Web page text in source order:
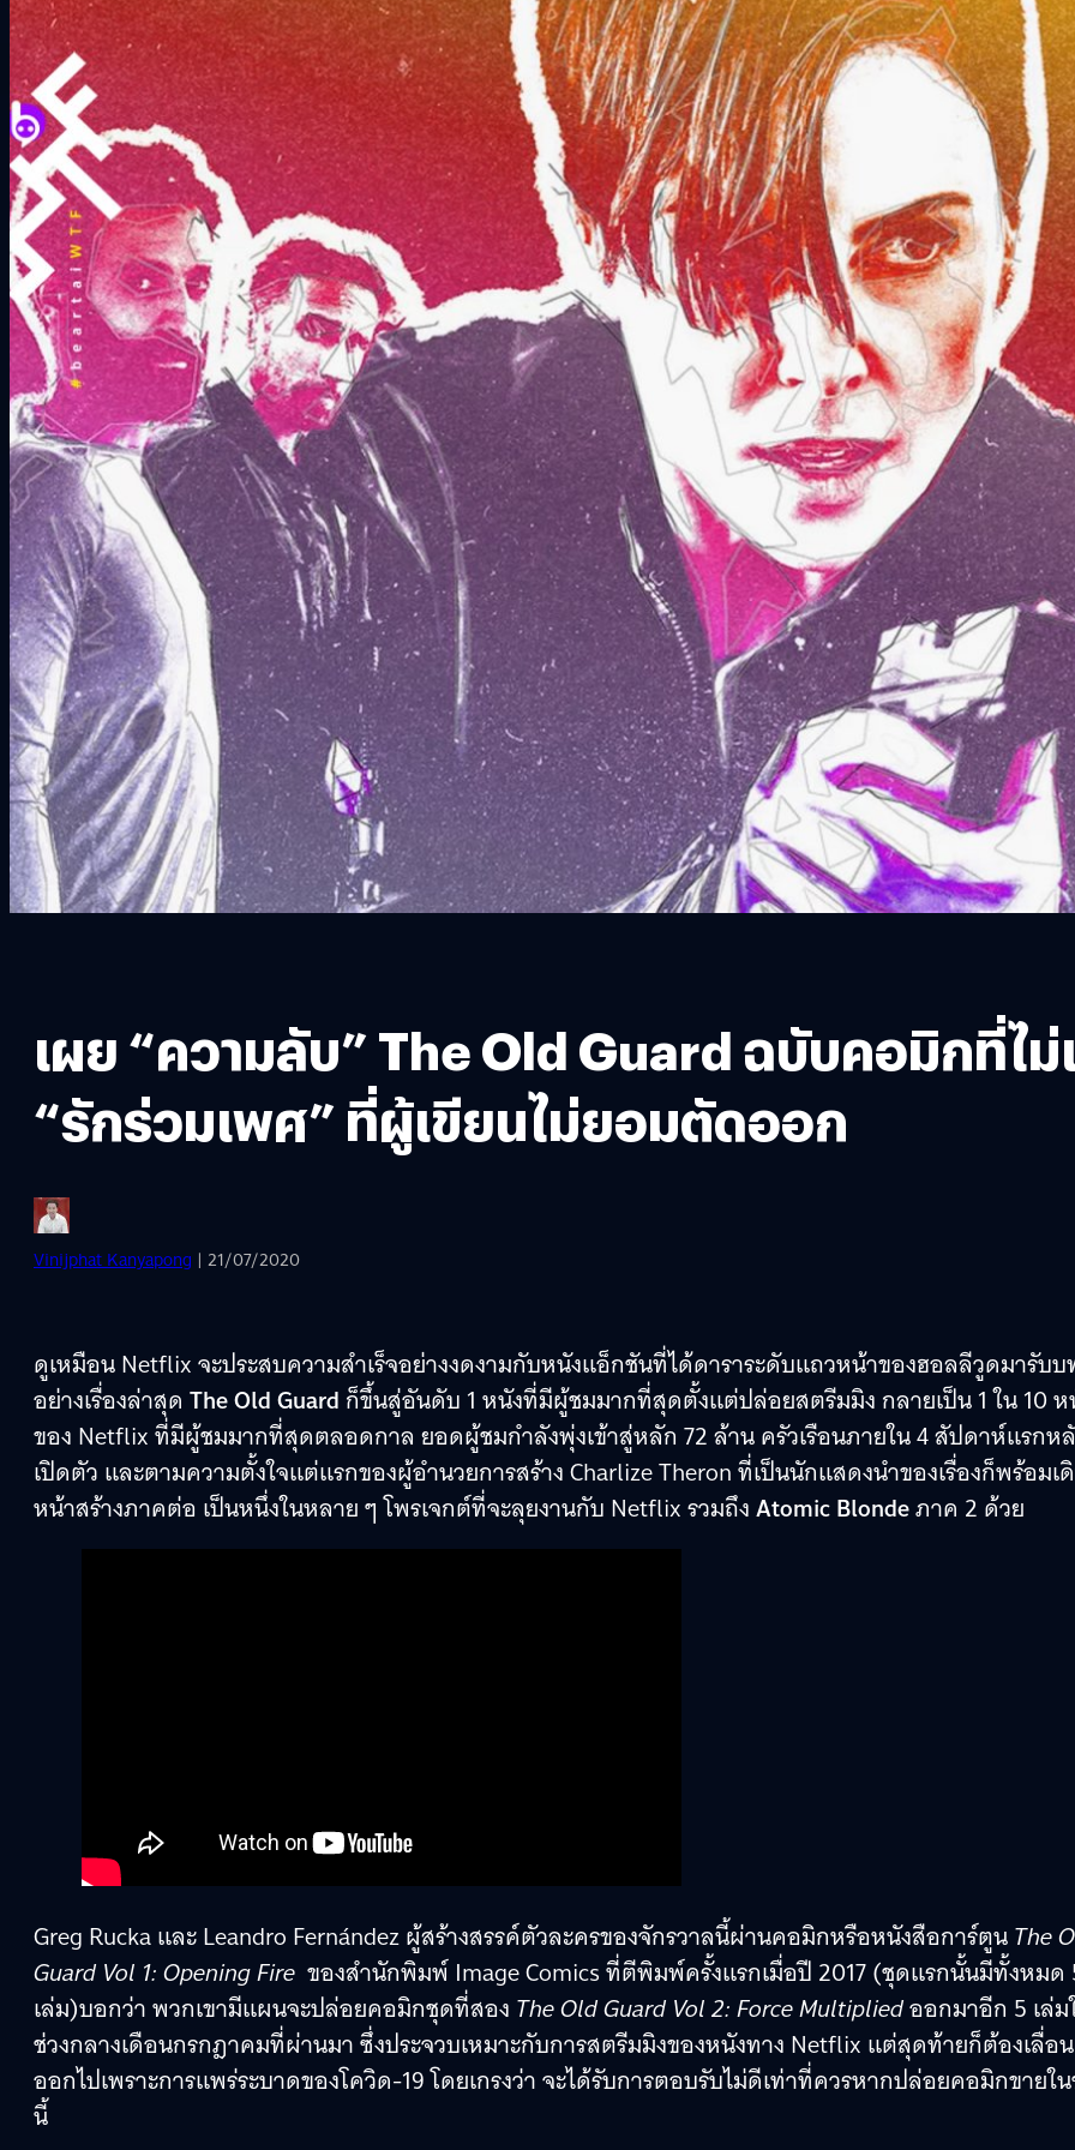
เผย “ความลับ” The Old Guard ฉบับคอมิกที่ไม่
“รักร่วมเพศ” ที่ผู้เขียนไม่ยอมตัดออก
Vinijphat Kanyapong | 21/07/2020
ดูเหมือน Netflix จะประสบความสำเร็จอย่างงดงามกับหนังแอ็กชันที่ได้ดาราระดับแถวหน้าของฮอลลีวูดมารับ
อย่างเรื่องล่าสุด The Old Guard ก็ขึ้นสู่อันดับ 1 หนังที่มีผู้ชมมากที่สุดตั้งแต่ปล่อยสตรีมมิง กลายเป็น 1 ใน 10 ห
ของ Netflix ที่มีผู้ชมมากที่สุดตลอดกาล ยอดผู้ชมกำลังพุ่งเข้าสู่หลัก 72 ล้าน ครัวเรือนภายใน 4 สัปดาห์แรกห
เปิดตัว และตามความตั้งใจแต่แรกของผู้อำนวยการสร้าง Charlize Theron ที่เป็นนักแสดงนำของเรื่องก็พร้อมเ
หน้าสร้างภาคต่อ เป็นหนึ่งในหลาย ๆ โพรเจกต์ที่จะลุยงานกับ Netflix รวมถึงAtomic Blondeภาค 2 ด้วย
Greg Rucka และ Leandro Fernández ผู้สร้างสรรค์ตัวละครของจักรวาลนี้ผ่านคอมิกหรือหนังสือการ์ตูนThe
Guard Vol 1: Opening Fire ของสำนักพิมพ์ Image Comics ที่ตีพิมพ์ครั้งแรกเมื่อปี 2017 (ชุดแรกนั้นมีทั้งหมด
เล่ม)บอกว่า พวกเขามีแผนจะปล่อยคอมิกชุดที่สอง The Old Guard Vol 2: Force Multipliedออกมาอีก 5 เล่ม
ช่วงกลางเดือนกรกฎาคมที่ผ่านมา ซึ่งประจวบเหมาะกับการสตรีมมิงของหนังทาง Netflix แต่สุดท้ายก็ต้องเลื่อน
ออกไปเพราะการแพร่ระบาดของโควิด-19 โดยเกรงว่า จะได้รับการตอบรับไม่ดีเท่าที่ควรหากปล่อยคอมิกขายใ
นี้